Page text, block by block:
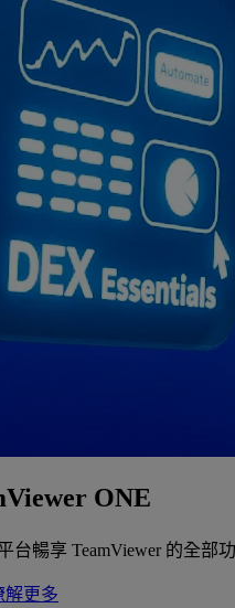
ONE
台暢享 TeamViewer 的全部
解更多